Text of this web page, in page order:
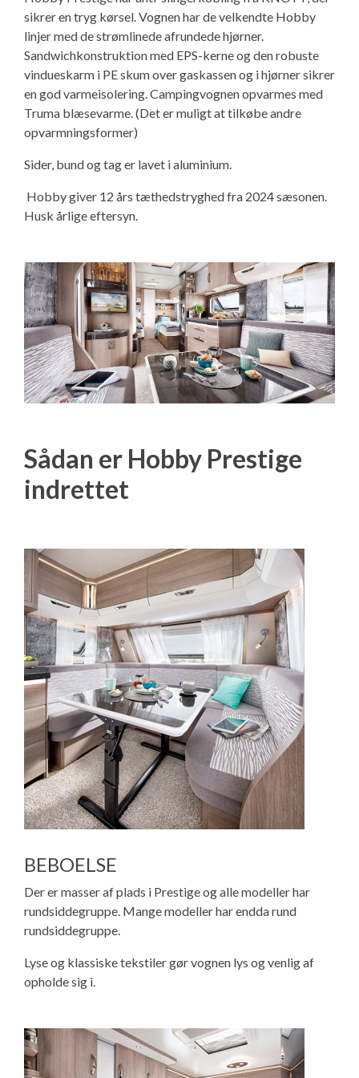
Isabella Opstillingsvejledninger
GPDR - Optagelse af foto og video
GPDR - KG Camping Kundeklub
sikrer en tryg kørsel. Vognen har de velkendte Hobby
linjer med de strømlinede afrundede hjørner.
Sandwichkonstruktion med EPS-kerne og den robuste
vindueskarm i PE skum over gaskassen og i hjørner sikrer
en god varmeisolering. Campingvognen opvarmes med
Truma blæsevarme. (Det er muligt at tilkøbe andre
opvarmningsformer)
Sider, bund og tag er lavet i aluminium.
Hobby giver 12 års tæthedstryghed fra 2024 sæsonen.
Husk årlige eftersyn.
Sådan er Hobby Prestige
indrettet
BEBOELSE
Der er masser af plads i Prestige og alle modeller har
rundsiddegruppe. Mange modeller har endda rund
rundsiddegruppe.
Lyse og klassiske tekstiler gør vognen lys og venlig af
opholde sig i.